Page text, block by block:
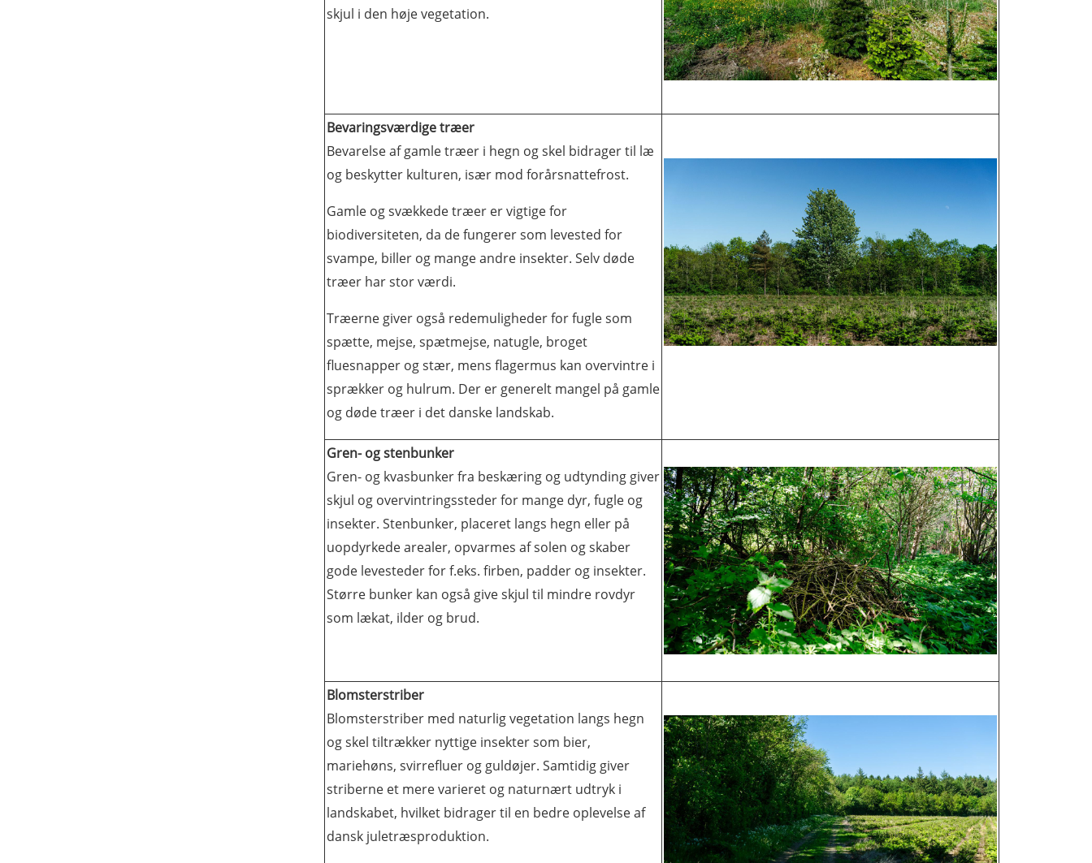
skjul i den høje vegetation.
Bevaringsværdige træer
Bevarelse af gamle træer i hegn og skel bidrager til læ
og beskytter kulturen, især mod forårsnattefrost.
Gamle og svækkede træer er vigtige for
biodiversiteten, da de fungerer som levested for
svampe, biller og mange andre insekter. Selv døde
træer har stor værdi.
Træerne giver også redemuligheder for fugle som
spætte, mejse, spætmejse, natugle, broget
fluesnapper og stær, mens flagermus kan overvintre i
sprækker og hulrum. Der er generelt mangel på gamle
og døde træer i det danske landskab.
Gren- og stenbunker
Gren- og kvasbunker fra beskæring og udtynding giver
skjul og overvintringssteder for mange dyr, fugle og
insekter. Stenbunker, placeret langs hegn eller på
uopdyrkede arealer, opvarmes af solen og skaber
gode levesteder for f.eks. firben, padder og insekter.
Større bunker kan også give skjul til mindre rovdyr
som lækat, ilder og brud.
Blomsterstriber
Blomsterstriber med naturlig vegetation langs hegn
og skel tiltrækker nyttige insekter som bier,
mariehøns, svirrefluer og guldøjer. Samtidig giver
striberne et mere varieret og naturnært udtryk i
landskabet, hvilket bidrager til en bedre oplevelse af
dansk juletræsproduktion.